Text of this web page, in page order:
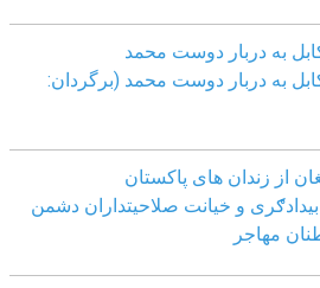
به دربار دوست محمد
به دربار دوست محمد (برگردان:
از زندان ھای پاکستان
و خیانت صلاحیتداران دشمن
مھاجر